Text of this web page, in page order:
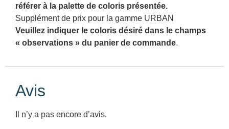
référer à la palette de coloris présentée.
Supplément de prix pour la gamme URBAN
Veuillez indiquer le coloris désiré dans le champs
« observations » du panier de commande.
Avis
Il n’y a pas encore d’avis.